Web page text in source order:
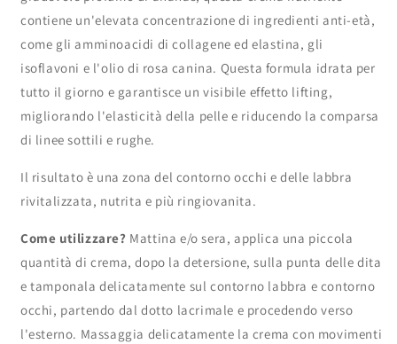
contiene un'elevata concentrazione di ingredienti anti-età,
come gli amminoacidi di collagene ed elastina, gli
isoflavoni e l'olio di rosa canina. Questa formula idrata per
tutto il giorno e garantisce un visibile effetto lifting,
migliorando l'elasticità della pelle e riducendo la comparsa
di linee sottili e rughe.
Il risultato è una zona del contorno occhi e delle labbra
rivitalizzata, nutrita e più ringiovanita.
Come utilizzare? Mattina e/o sera, applica una piccola
quantità di crema, dopo la detersione, sulla punta delle dita
e tamponala delicatamente sul contorno labbra e contorno
occhi, partendo dal dotto lacrimale e procedendo verso
l'esterno. Massaggia delicatamente la crema con movimenti